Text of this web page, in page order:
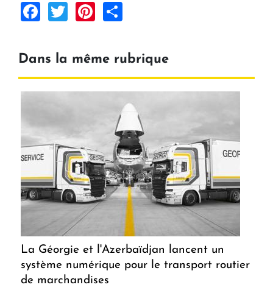
Facebook
TwitterPinterest
Dans la même rubrique
La Géorgie et l'Azerbaïdjan lancent un
système numérique pour le transport routier
de marchandises